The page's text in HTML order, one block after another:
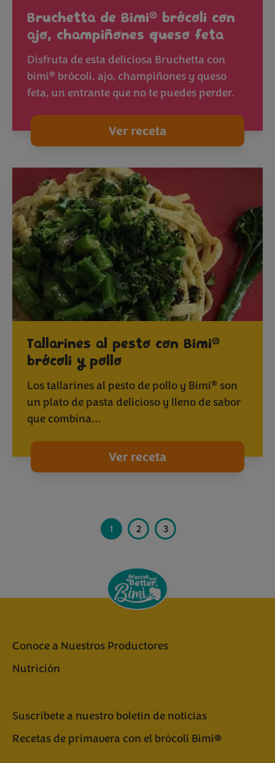
Bruchetta de Bimi® brócoli con
ajo, champiñones queso feta
Disfruta de esta deliciosa Bruchetta con
bimi® brócoli, ajo, champiñones y queso
feta, un entrante que no te puedes perder.
Ver receta
Tallarines al pesto con Bimi®
brócoli y pollo
Los tallarines al pesto de pollo y Bimi® son
un plato de pasta delicioso y lleno de sabor
que combina…
Ver receta
1 2 3
Conoce a Nuestros Productores
Nutrición
Suscríbete a nuestro boletin de noticias
Recetas de primavera con el brócoli Bimi®